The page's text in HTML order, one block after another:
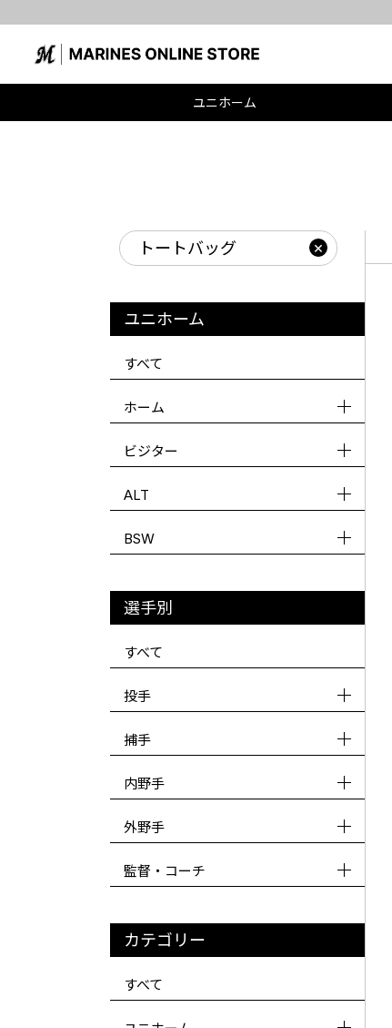
ユニホーム
トートバッグ
ユニホーム
すべて
ホーム
ビジター
ALT
BSW
選手別
すべて
投手
捕手
内野手
外野手
監督・コーチ
カテゴリー
すべて